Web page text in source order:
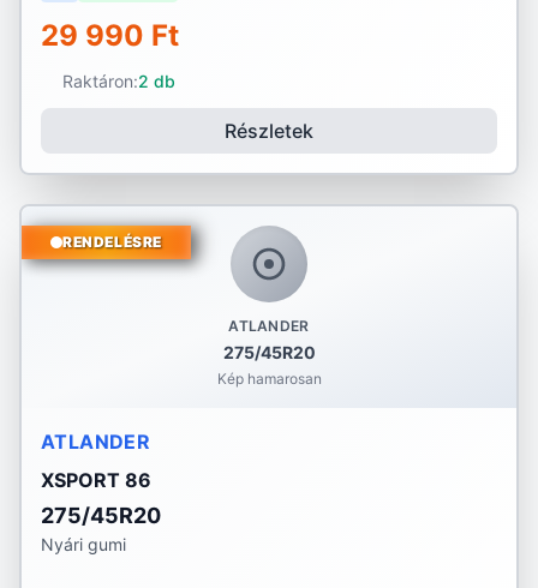
29 990 Ft
Raktáron:2 db
Részletek
ATLANDER
275/45R20
Kép hamarosan
RENDELÉSRE
ATLANDER
XSPORT 86
275/45R20
Nyári gumi